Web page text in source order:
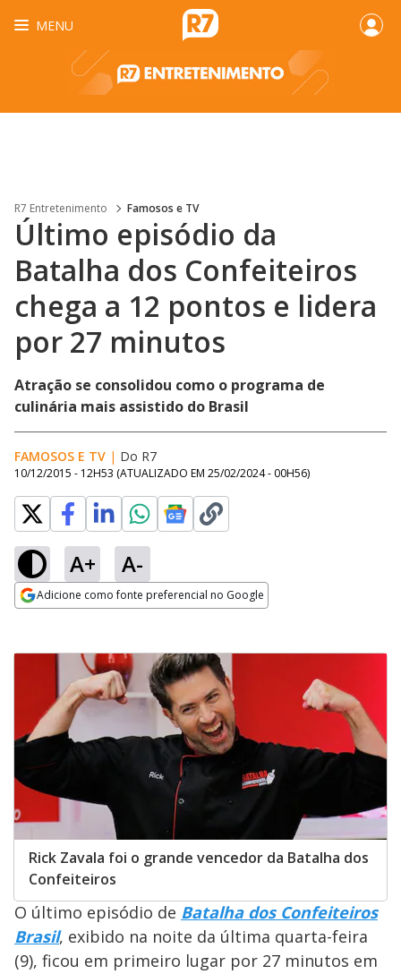
MENU
R7 Entretenimento Famosos e TV
Último episódio da
Batalha dos Confeiteiros
chega a 12 pontos e lidera
por 27 minutos
Atração se consolidou como o programa de
culinária mais assistido do Brasil
FAMOSOS E TV | Do R7
10/12/2015 - 12H53 (ATUALIZADO EM 25/02/2024 - 00H56)
A+ A-
Adicione como fonte preferencial no Google
Rick Zavala foi o grande vencedor da Batalha dos
Confeiteiros
O último episódio de Batalha dos Confeiteiros
Brasil, exibido na noite da última quarta-feira
(9), ficou em primeiro lugar por 27 minutos em